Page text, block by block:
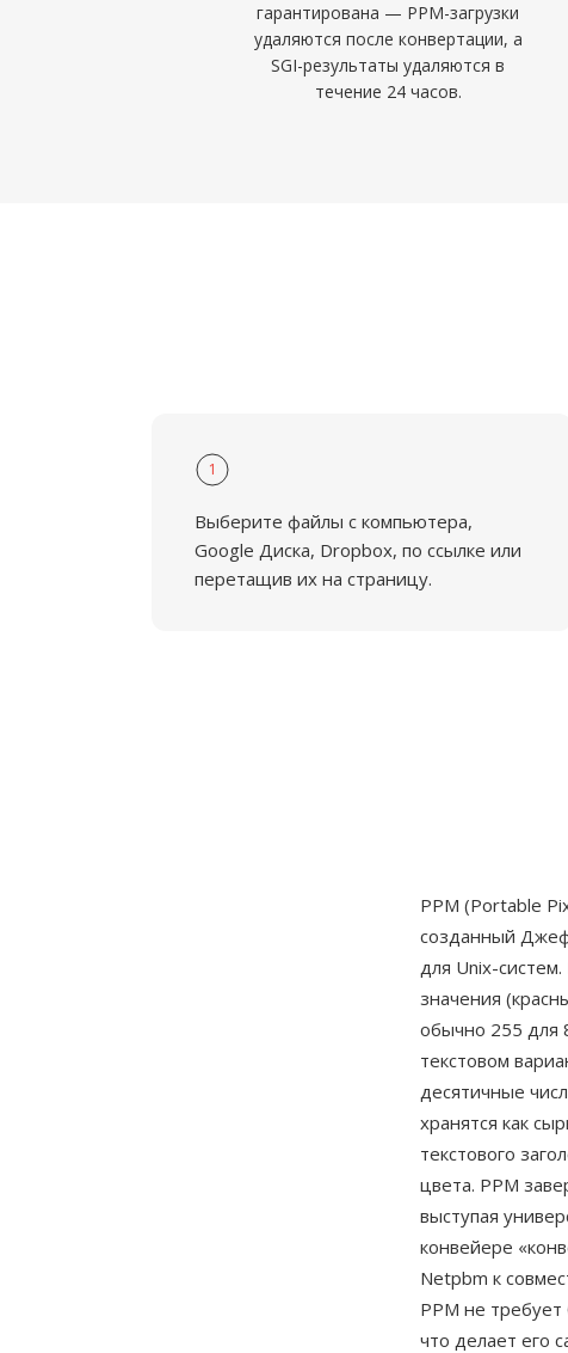
гарантирована — PPM-загрузки
удаляются после конвертации, а
SGI-результаты удаляются в
течение 24 часов.
1
Выберите файлы с компьютера,
Google Диска, Dropbox, по ссылке или
перетащив их на страницу.
PPM (Portable
созданный
для Unix-
значения
обычно 255 для
текстовом
десятичные
хранятся как
текстового
цвета. PPM
выступая
конвейере
Netpbm к
PPM не
что делает его